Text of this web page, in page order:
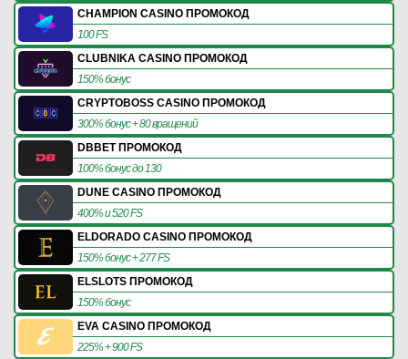
CHAMPION CASINO ПРОМОКОД
100 FS
CLUBNIKA CASINO ПРОМОКОД
150% бонус
CRYPTOBOSS CASINO ПРОМОКОД
300% бонус + 80 вращений
DBBET ПРОМОКОД
100% бонус до 130
DUNE CASINO ПРОМОКОД
400% и 520 FS
ELDORADO CASINO ПРОМОКОД
150% бонус + 277 FS
ELSLOTS ПРОМОКОД
150% бонус
EVA CASINO ПРОМОКОД
225% + 900 FS